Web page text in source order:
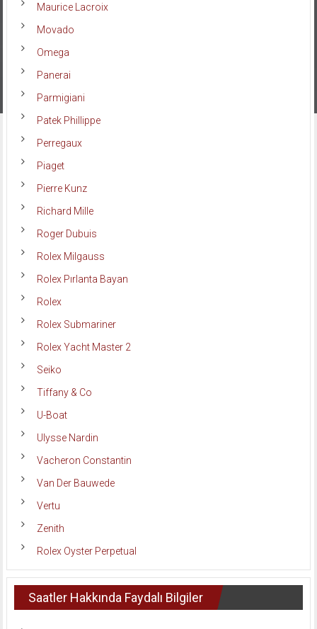
Maurice Lacroix
Movado
Omega
Panerai
Parmigiani
Patek Phillippe
Perregaux
Piaget
Pierre Kunz
Richard Mille
Roger Dubuis
Rolex Milgauss
Rolex Pırlanta Bayan
Rolex
Rolex Submariner
Rolex Yacht Master 2
Seiko
Tiffany & Co
U-Boat
Ulysse Nardin
Vacheron Constantin
Van Der Bauwede
Vertu
Zenith
Rolex Oyster Perpetual
Saatler Hakkında Faydalı Bilgiler